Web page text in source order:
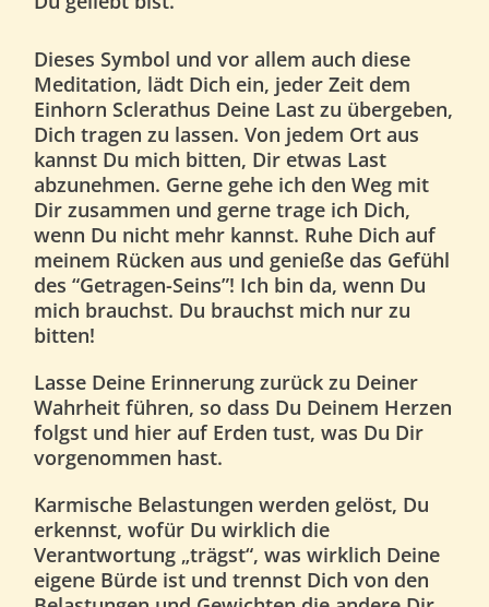
Dieses Symbol und vor allem auch diese
Meditation, lädt Dich ein, jeder Zeit dem
Einhorn Sclerathus Deine Last zu übergeben,
Dich tragen zu lassen. Von jedem Ort aus
kannst Du mich bitten, Dir etwas Last
abzunehmen. Gerne gehe ich den Weg mit
Dir zusammen und gerne trage ich Dich,
wenn Du nicht mehr kannst. Ruhe Dich auf
meinem Rücken aus und genieße das Gefühl
des“Getragen-Seins”! Ich bin da, wenn Du
mich brauchst. Du brauchst mich nur zu
bitten!
Lasse Deine Erinnerung zurückzu Deiner
Wahrheit führen, so dass Du Deinem Herzen
folgst und hier auf Erden tust, was Du Dir
vorgenommen hast.
Karmische Belastungen werden gelöst, Du
erkennst,wofür Du wirklich die
Verantwortung „trägst“, was wirklich Deine
eigene Bürde ist und trennst Dich von den